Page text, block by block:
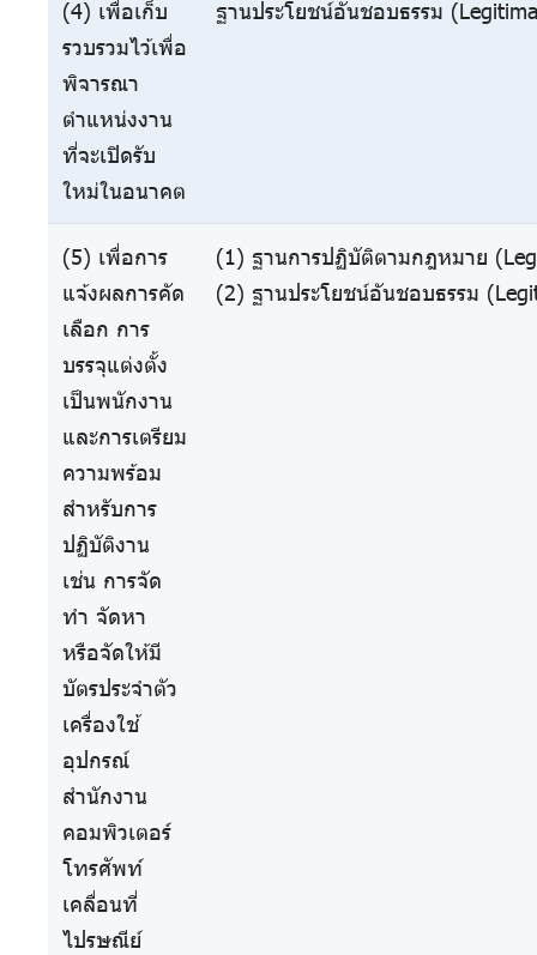
(4) เพื่อเก็บ
รวบรวมไว้เพื่อ
พิจารณา
ตำแหน่งงาน
ที่จะเปิดรับ
ใหม่ในอนาคต
ฐานประโยชน์อันชอบธรรม
(5) เพื่อการ
แจ้งผลการคัด
เลือก การ
บรรจุแต่งตั้ง
เป็นพนักงาน
และการเตรียม
ความพร้อม
สำหรับการ
ปฏิบัติงาน
เช่น การจัด
ทำ จัดหา
หรือจัดให้มี
บัตรประจำตัว
เครื่องใช้
อุปกรณ์
สำนักงาน
คอมพิวเตอร์
โทรศัพท์
เคลื่อนที่
ไปรษณีย์
(1) ฐานการปฏิบัติตามกฎหมาย
(2) ฐานประโยชน์อันชอบธรรม